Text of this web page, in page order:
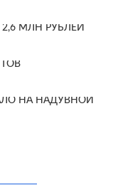
МЛН РУБЛЕЙ
НА НАДУВНОЙ